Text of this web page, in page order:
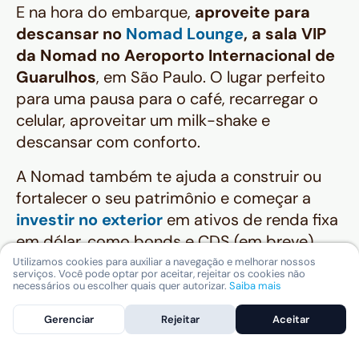
E na hora do embarque, aproveite para
descansar no Nomad Lounge, a sala VIP
da Nomad no Aeroporto Internacional de
Guarulhos, em São Paulo. O lugar perfeito
para uma pausa para o café, recarregar o
celular, aproveitar um milk-shake e
descansar com conforto.
A Nomad também te ajuda a construir ou
fortalecer o seu patrimônio e começar a
investir no exterior em ativos de renda fixa
em dólar, comobondse CDS (em breve),
ETFs, REITs, ações de empresas globais e
fundos de investimento selecionados.
Além disso, os valores mobiliários da sua
Conta Nomad são assegurados por órgãos
Utilizamos cookies para auxiliar a navegação e melhorar nossos
serviços. Você pode optar por aceitar, rejeitar os cookies não
necessários ou escolher quais quer autorizar. Saiba mais
Gerenciar Rejeitar Aceitar